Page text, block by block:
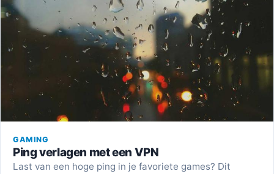
GAMING
Ping verlagen met een VPN
Last van een hoge ping in je favoriete games? Dit